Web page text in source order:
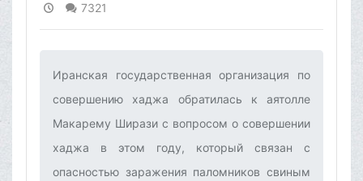
7321
Иранская государственная организация по
совершению хаджа обратилась к аятолле
Макарему Ширази с вопросом о совершении
хаджа в этом году, который связан с
опасностью заражения паломников свиным